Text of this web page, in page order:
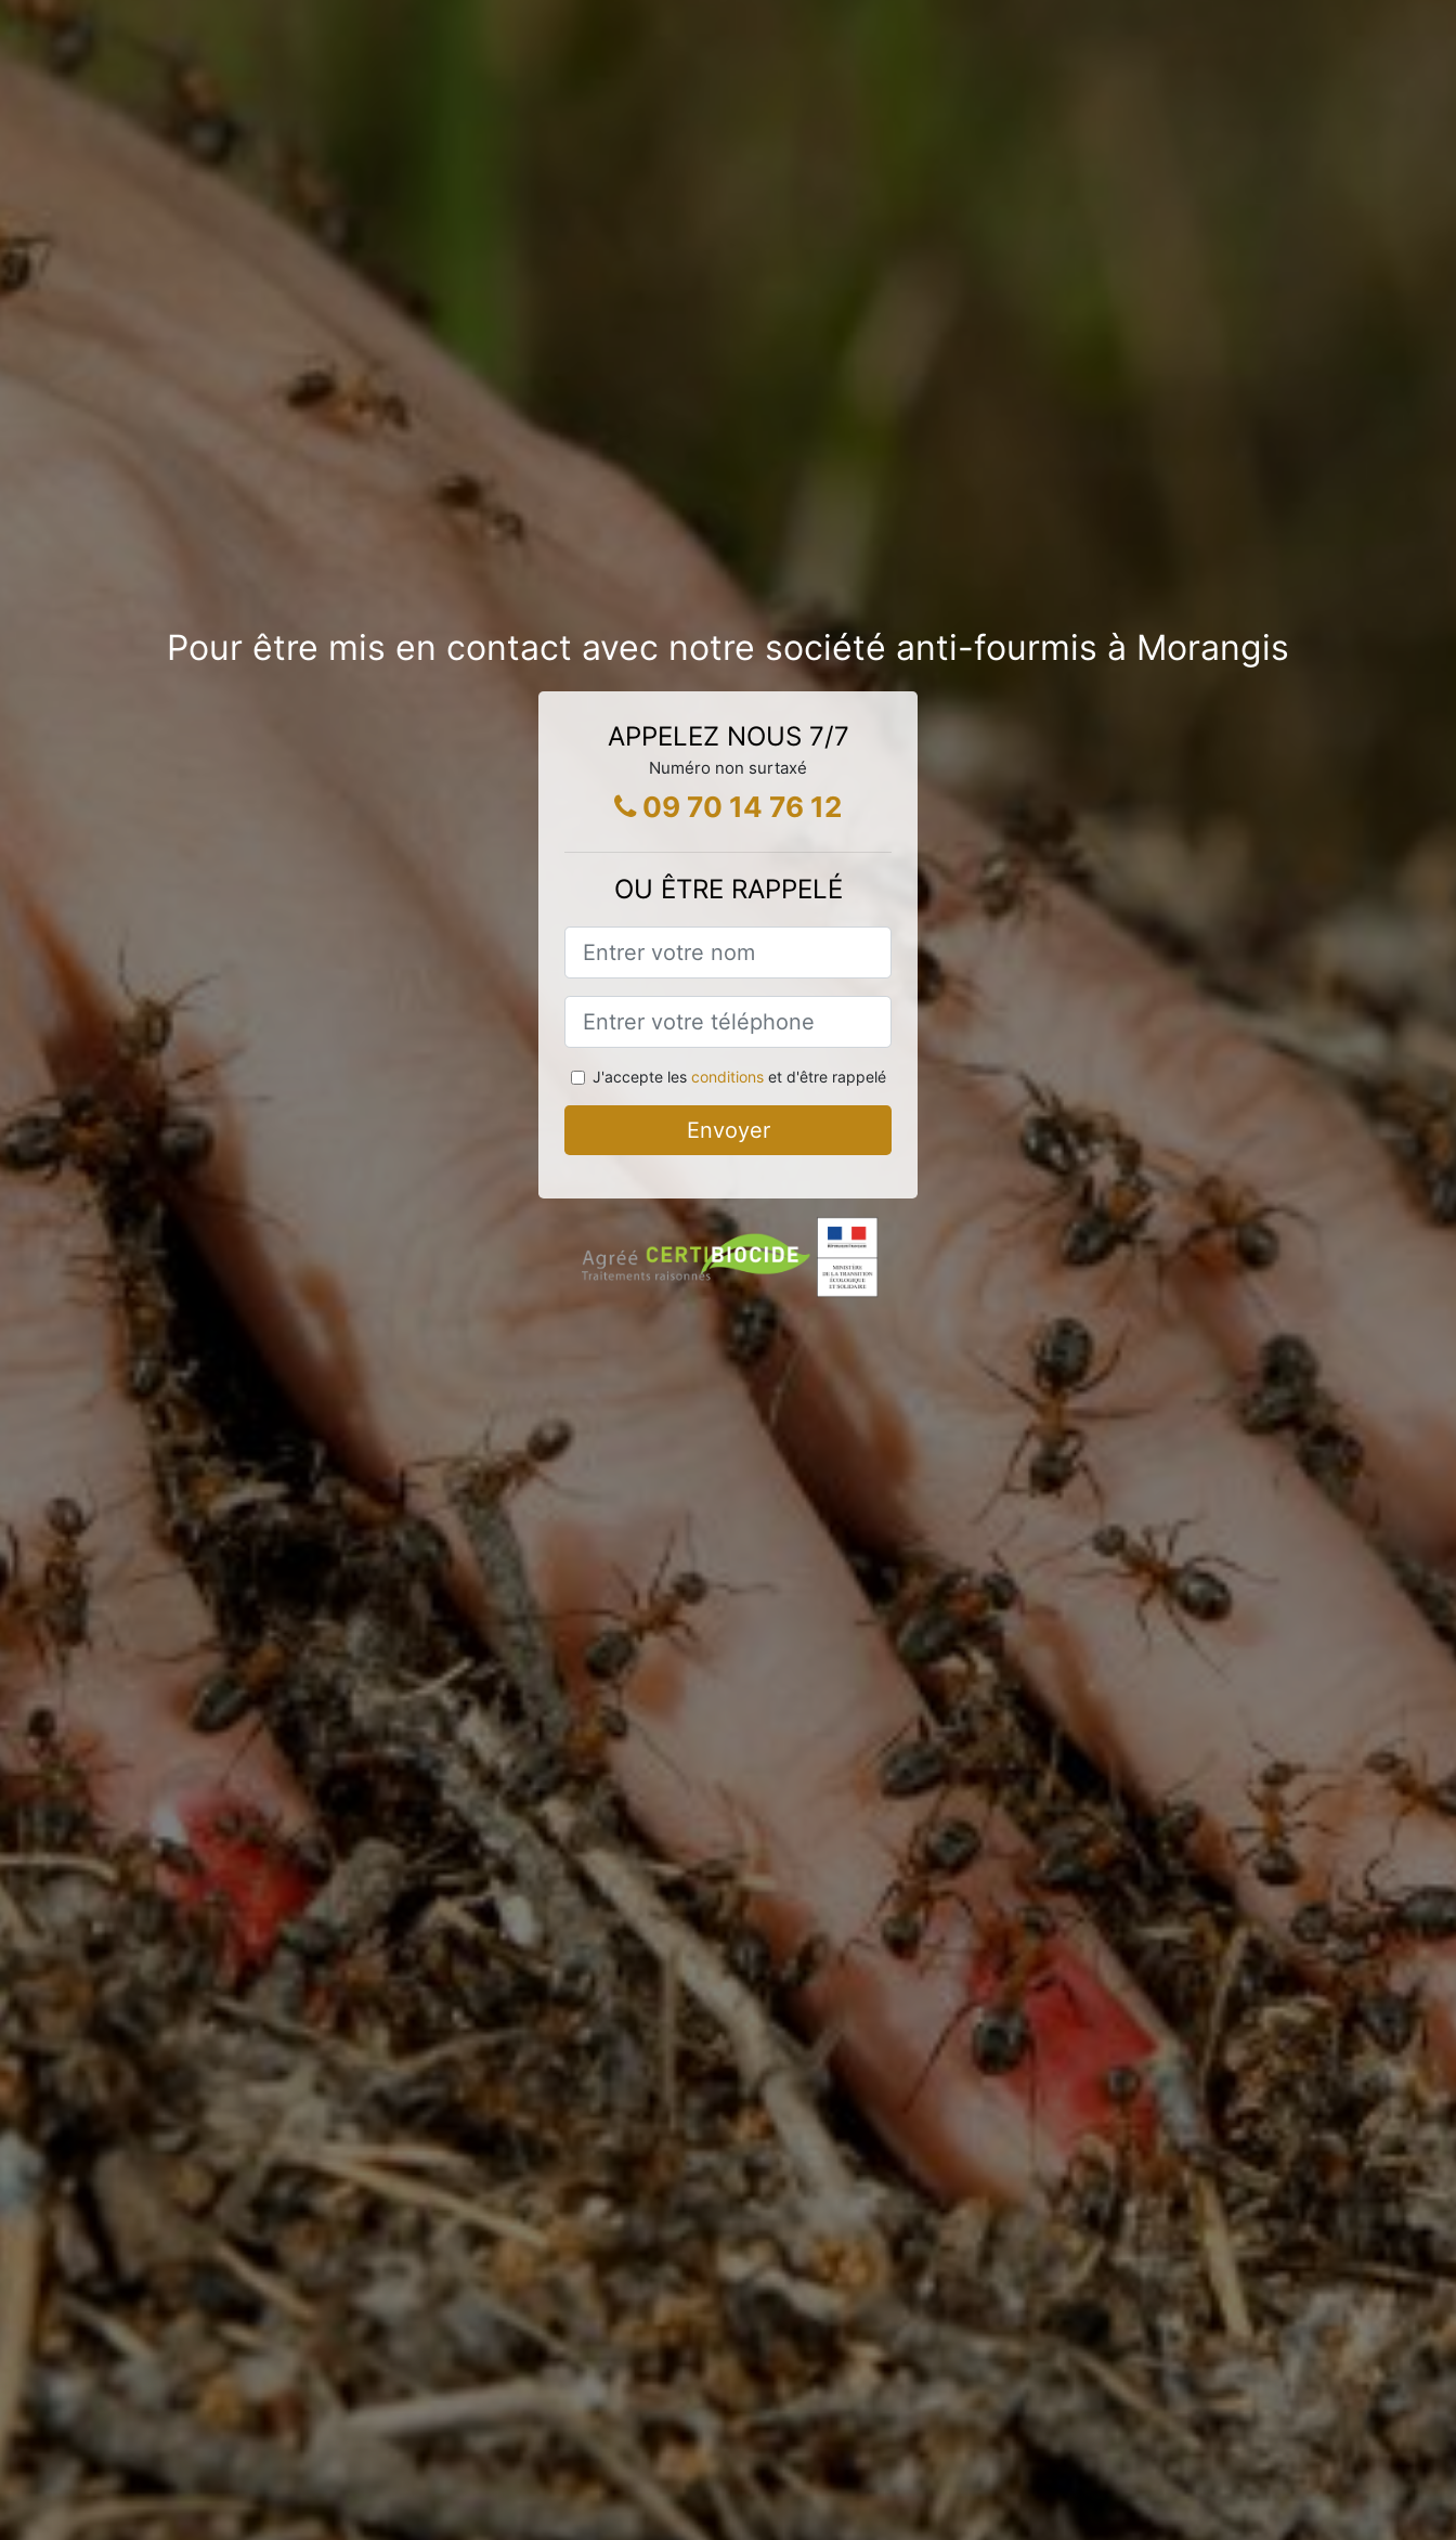
Pour être mis en contact avec notre société anti-fourmis à Morangis
APPELEZ NOUS 7/7
Numéro non surtaxé
09 70 14 76 12
OU ÊTRE RAPPELÉ
J'accepte les conditionset d'être rappelé
Envoyer